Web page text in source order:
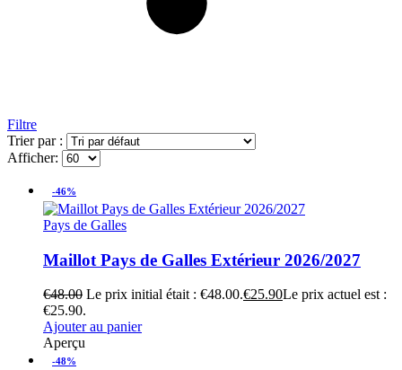
Filtre
Trier par :
Afficher:
-46%
Pays de Galles
Maillot Pays de Galles Extérieur 2026/2027
€48.00 Le prix initial était : €48.00.€25.90Le prix actuel est :
€25.90.
Ajouter au panier
Aperçu
-48%